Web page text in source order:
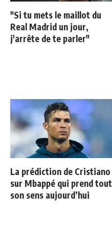
"Si tu mets le maillot du
Real Madrid un jour,
j'arrête de te parler"
La prédiction de Cristiano
sur Mbappé qui prend tout
son sens aujourd’hui